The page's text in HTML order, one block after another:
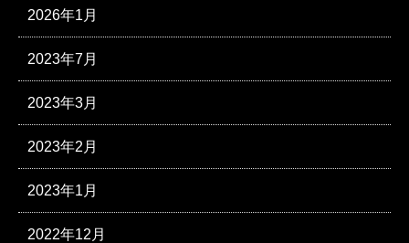
2026年1月
2023年7月
2023年3月
2023年2月
2023年1月
2022年12月